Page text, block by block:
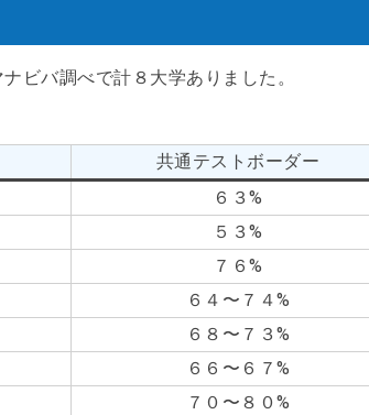
ビバ調べで計８大学ありました。
共通テストボーダー
６３%
５３%
７６%
６４〜７４%
６８〜７３%
６６〜６７%
７０〜８０%